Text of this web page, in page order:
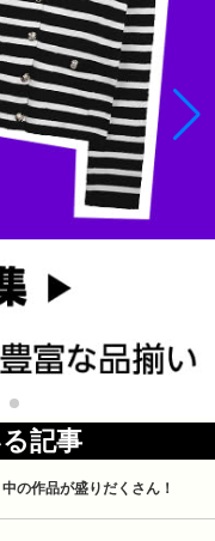
記事
の作品が盛りだくさん！